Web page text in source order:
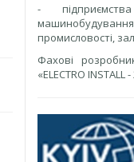
-
промисловості,
Фахові
«ELECTRO